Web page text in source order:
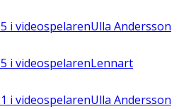
i videospelarenUlla Andersson
i videospelarenLennart
i videospelarenUlla Andersson